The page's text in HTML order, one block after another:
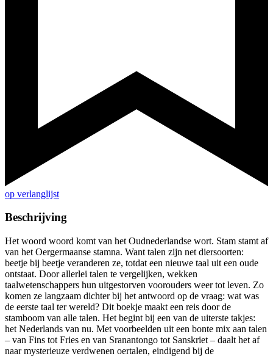
op verlanglijst
Beschrijving
Het woord woord komt van het Oudnederlandse wort. Stam stamt af
van het Oergermaanse stamna. Want talen zijn net diersoorten:
beetje bij beetje veranderen ze, totdat een nieuwe taal uit een oude
ontstaat. Door allerlei talen te vergelijken, wekken
taalwetenschappers hun uitgestorven voorouders weer tot leven. Zo
komen ze langzaam dichter bij het antwoord op de vraag: wat was
de eerste taal ter wereld? Dit boekje maakt een reis door de
stamboom van alle talen. Het begint bij een van de uiterste takjes:
het Nederlands van nu. Met voorbeelden uit een bonte mix aan talen
– van Fins tot Fries en van Sranantongo tot Sanskriet – daalt het af
naar mysterieuze verdwenen oertalen, eindigend bij de